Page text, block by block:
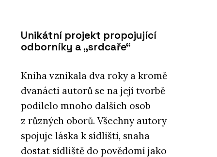
Unikátní projekt propojující
odborníky a „srdcaře“
Kniha vznikala dva roky a kromě
dvanácti autorů se na její tvorbě
podílelo mnoho dalších osob
z různých oborů. Všechny autory
spojuje láska k sídlišti, snaha
dostat sídliště do povědomí jako